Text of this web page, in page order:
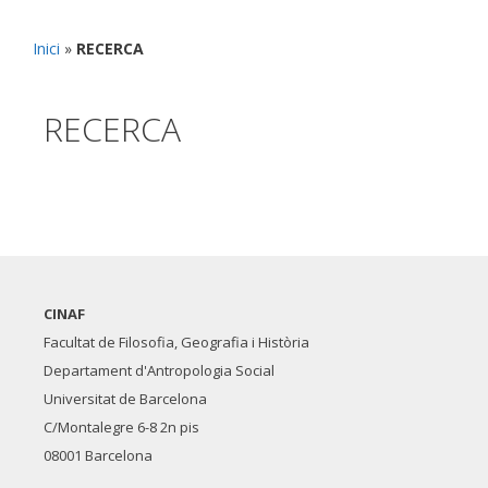
Inici » RECERCA
RECERCA
CINAF
Facultat de Filosofia, Geografia i Història
Departament d'Antropologia Social
Universitat de Barcelona
C/Montalegre 6-8 2n pis
08001 Barcelona